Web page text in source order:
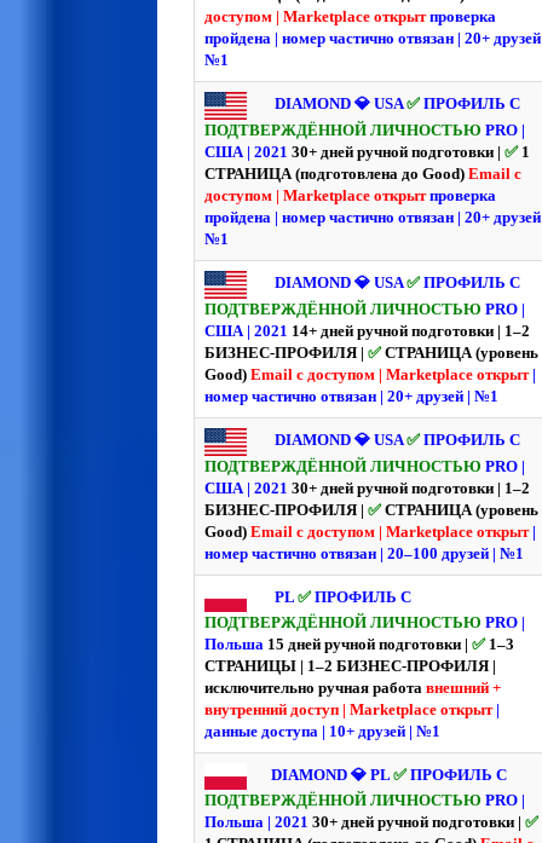
доступом | Marketplace открытпроверка
пройдена | номер частично отвязан | 20+ друзей
№1
DIAMOND 💎 USA✅ ПРОФИЛЬ С
ПОДТВЕРЖДЁННОЙ ЛИЧНОСТЬЮ PRO |
США | 2021 30+ дней ручной подготовки | ✅ 1
СТРАНИЦА (подготовлена до Good) Email с
доступом | Marketplace открытпроверка
пройдена | номер частично отвязан | 20+ друзей
№1
DIAMOND 💎 USA✅ ПРОФИЛЬ С
ПОДТВЕРЖДЁННОЙ ЛИЧНОСТЬЮ PRO |
США | 2021 14+ дней ручной подготовки | 1–2
БИЗНЕС-ПРОФИЛЯ | ✅ СТРАНИЦА (уровень
Good) Email с доступом | Marketplace открыт |
номер частично отвязан | 20+ друзей | №1
DIAMOND 💎 USA✅ ПРОФИЛЬ С
ПОДТВЕРЖДЁННОЙ ЛИЧНОСТЬЮ PRO |
США | 2021 30+ дней ручной подготовки | 1–2
БИЗНЕС-ПРОФИЛЯ | ✅ СТРАНИЦА (уровень
Good) Email с доступом | Marketplace открыт |
номер частично отвязан | 20–100 друзей | №1
PL ✅ ПРОФИЛЬ С
ПОДТВЕРЖДЁННОЙ ЛИЧНОСТЬЮ PRO |
Польша 15 дней ручной подготовки | ✅ 1–3
СТРАНИЦЫ | 1–2 БИЗНЕС-ПРОФИЛЯ |
исключительно ручная работа внешний +
внутренний доступ | Marketplace открыт |
данные доступа | 10+ друзей | №1
DIAMOND 💎 PL ✅ ПРОФИЛЬ С
ПОДТВЕРЖДЁННОЙ ЛИЧНОСТЬЮ PRO |
Польша | 2021 30+ дней ручной подготовки | ✅